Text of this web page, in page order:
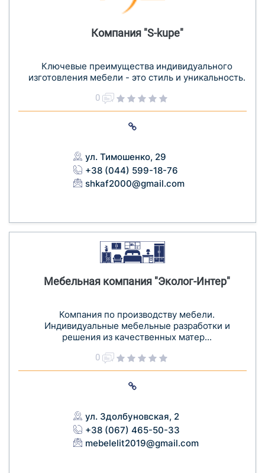
Компания "S-kupe"
Ключевые преимущества индивидуального
изготовления мебели - это стиль и уникальность.
0
ул. Тимошенко, 29
+38 (044) 599-18-76
shkaf2000@gmail.com
Мебельная компания "Эколог-Интер"
Компания по производству мебели.
Индивидуальные мебельные разработки и
решения из качественных матер...
0
ул. Здолбуновская, 2
+38 (067) 465-50-33
mebelelit2019@gmail.com